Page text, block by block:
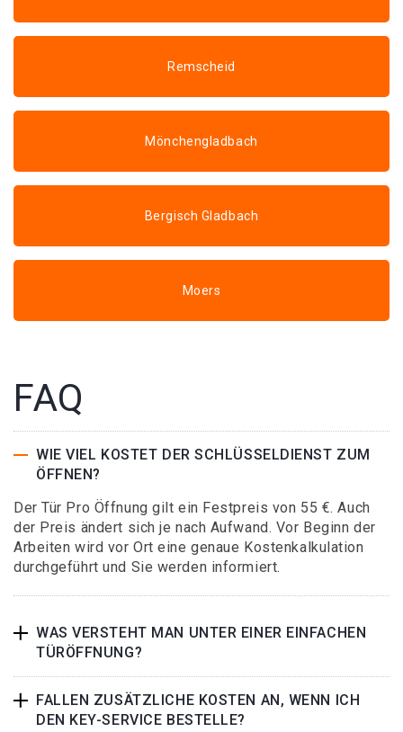
Remscheid
Mönchengladbach
Bergisch Gladbach
Moers
FAQ
WIE VIEL KOSTET DER SCHLÜSSELDIENST ZUM
ÖFFNEN?
Der Tür Pro Öffnung gilt ein Festpreis von 55 €. Auch
der Preis ändert sich je nach Aufwand. Vor Beginn der
Arbeiten wird vor Ort eine genaue Kostenkalkulation
durchgeführt und Sie werden informiert.
WAS VERSTEHT MAN UNTER EINER EINFACHEN
TÜRÖFFNUNG?
FALLEN ZUSÄTZLICHE KOSTEN AN, WENN ICH
DEN KEY-SERVICE BESTELLE?